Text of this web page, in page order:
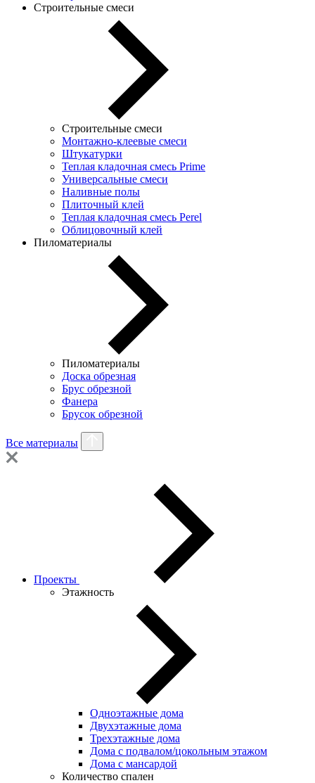
Строительные смеси
Строительные смеси
Монтажно-клеевые смеси
Штукатурки
Теплая кладочная смесь Prime
Универсальные смеси
Наливные полы
Плиточный клей
Теплая кладочная смесь Perel
Облицовочный клей
Пиломатериалы
Пиломатериалы
Доска обрезная
Брус обрезной
Фанера
Брусок обрезной
Все материалы
Проекты
Этажность
Одноэтажные дома
Двухэтажные дома
Трехэтажные дома
Дома с подвалом/цокольным этажом
Дома с мансардой
Количество спален